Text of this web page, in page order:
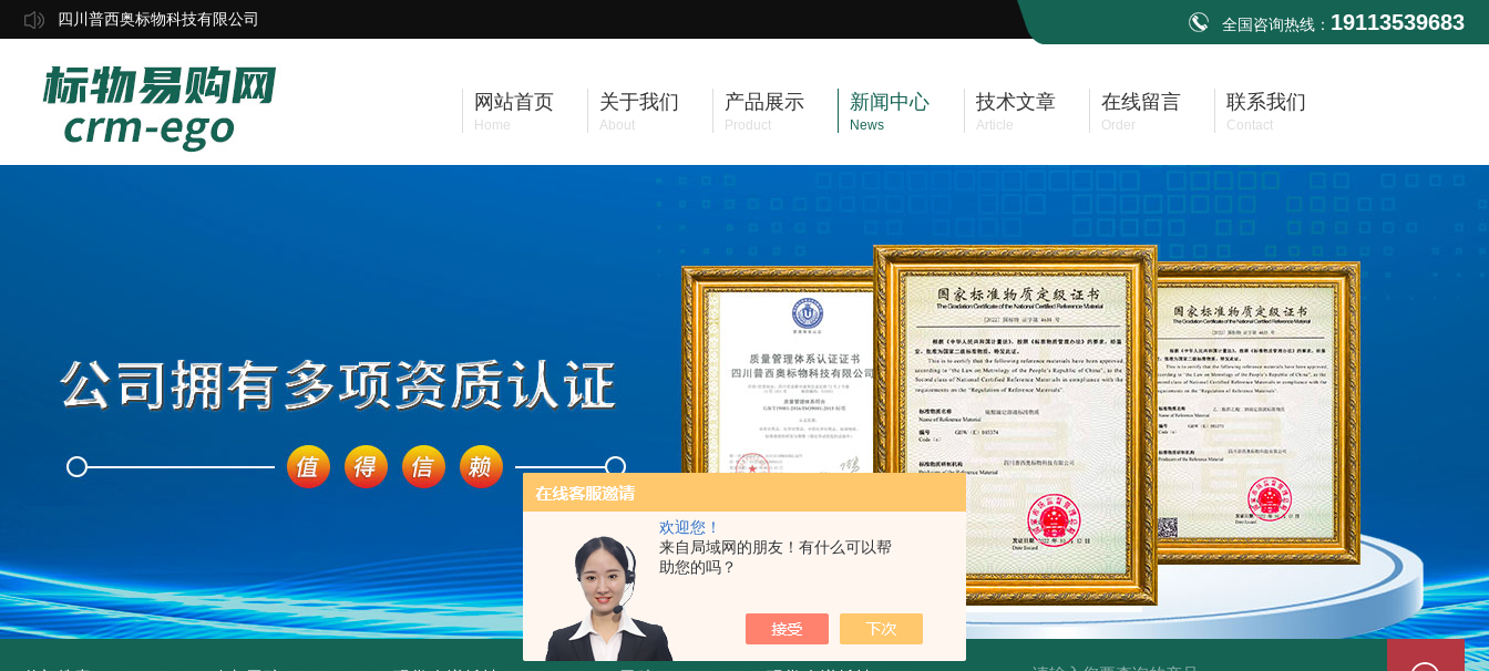
欢迎您！
来自局域网的朋友！有什么可以帮
助您的吗？
四川普西奥标物科技有限公司 全国咨询热线： 19113539683
网站首页
Home
关于我们
About
产品展示
Product
新闻中心
News
技术文章
Article
在线留言
Order
联系我们
Contact